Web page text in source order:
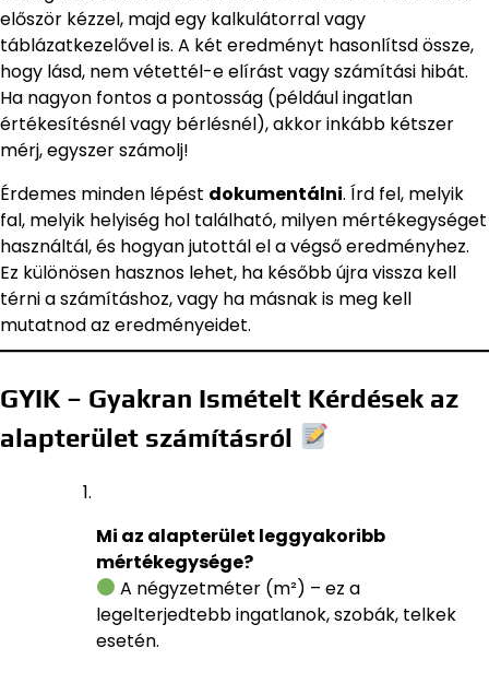
először kézzel, majd egy kalkulátorral vagy
táblázatkezelővel is. A két eredményt hasonlítsd össze,
hogy lásd, nem vétettél-e elírást vagy számítási hibát.
Ha nagyon fontos a pontosság (például ingatlan
értékesítésnél vagy bérlésnél), akkor inkább kétszer
mérj, egyszer számolj!
Érdemes minden lépést dokumentálni. Írd fel, melyik
fal, melyik helyiség hol található, milyen mértékegységet
használtál, és hogyan jutottál el a végső eredményhez.
Ez különösen hasznos lehet, ha később újra vissza kell
térni a számításhoz, vagy ha másnak is meg kell
mutatnod az eredményeidet.
GYIK – Gyakran Ismételt Kérdések az
alapterület számításról
Mi az alapterület leggyakoribb
mértékegysége?
A négyzetméter (m²) – ez a
legelterjedtebb ingatlanok, szobák, telkek
esetén.